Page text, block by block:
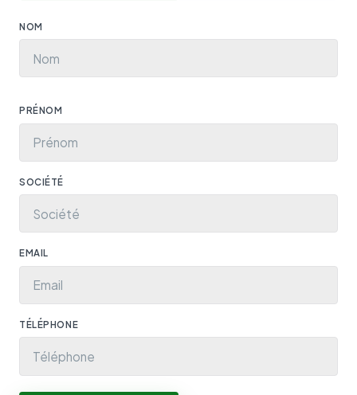
NOM
PRÉNOM
SOCIÉTÉ
EMAIL
TÉLÉPHONE